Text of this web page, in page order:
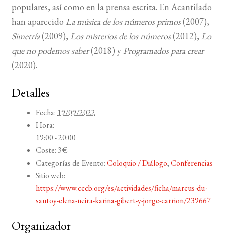
populares, así como en la prensa escrita. En Acantilado
han aparecido La música de los números primos(2007),
Simetría(2009), Los misterios de los números(2012), Lo
que no podemos saber(2018) y Programados para crear
(2020).
Detalles
Fecha:19/09/2022
Hora:
19:00 - 20:00
Coste: 3€
Categorías de Evento:Coloquio / Diálogo,Conferencias
Sitio web:
https://www.cccb.org/es/actividades/ficha/marcus-du-
sautoy-elena-neira-karina-gibert-y-jorge-carrion/239667
Organizador